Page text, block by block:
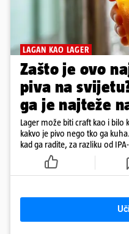
LAGAN KAO LAGER
Zašto je ovo
piva na
ga je najteže
Lager može biti craft kao i
kakvo je pivo nego tko ga
kad ga radite, za razliku od